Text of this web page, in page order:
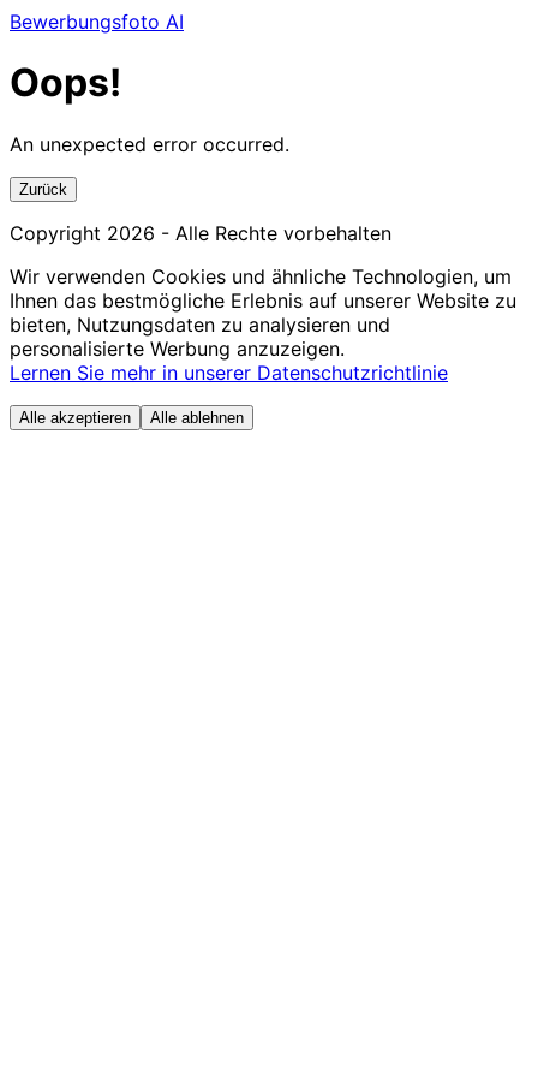
Bewerbungsfoto AI
Oops!
An unexpected error occurred.
Zurück
Copyright 2026 - Alle Rechte vorbehalten
Wir verwenden Cookies und ähnliche Technologien, um
Ihnen das bestmögliche Erlebnis auf unserer Website zu
bieten, Nutzungsdaten zu analysieren und
personalisierte Werbung anzuzeigen.
Lernen Sie mehr in unserer Datenschutzrichtlinie
Alle akzeptieren Alle ablehnen